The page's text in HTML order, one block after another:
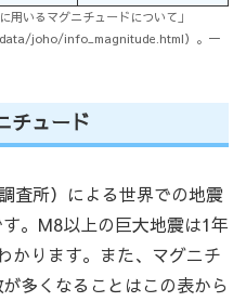
用いるマグニチュードについて」
joho/info_magnitude.html）。一
チュード
査所）による世界での地震
。M8以上の巨大地震は1年
かります。また、マグニチ
多くなることはこの表から